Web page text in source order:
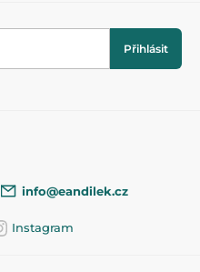
Přihlásit
info@eandilek.cz
Instagram